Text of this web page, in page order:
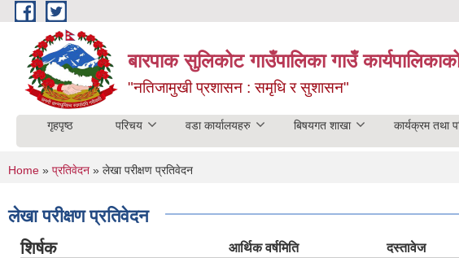
Skip to main content
बारपाक सुलिकोट गाउँपालिका गाउँ
"नतिजामुखी प्रशासन : समृधि र सुशासन"
गृहपृष्ठ परिचय वडा कार्यालयहरु बिषयगत शाखा कार्यक्रम तथा
You are here
Home » प्रतिवेदन » लेखा परीक्षण प्रतिवेदन
लेखा परीक्षण प्रतिवेदन
शिर्षक आर्थिक वर्षमिति दस्तावेज